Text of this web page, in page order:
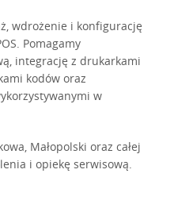
wdrożenie i konfigurację
Pomagamy
integrację z drukarkami
kodów oraz
w
Małopolski oraz całej
i opiekę serwisową.